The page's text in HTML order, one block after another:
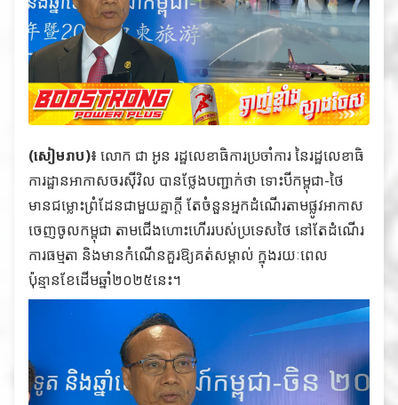
(សៀមរាប)៖ លោក ជា អូន រដ្ឋលេខាធិការប្រចាំការ នៃរដ្ឋលេខាធិ
ការដ្ឋានអាកាសចរស៊ីវិល បានថ្លែងបញ្ជាក់ថា ទោះបីកម្ពុជា-ថៃ
មានជម្លោះព្រំដែនជាមួយគ្នាក្តី តែចំនួនអ្នកដំណើរតាមផ្លូវអាកាស
ចេញចូលកម្ពុជា តាមជើងហោះហើររបស់ប្រទេសថៃ នៅតែដំណើរ
ការធម្មតា និងមានកំណើនគួរឱ្យគត់សម្គាល់ ក្នុងរយៈពេល
ប៉ុន្មានខែដើមឆ្នាំ២០២៥នេះ។